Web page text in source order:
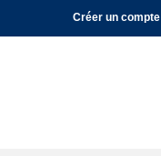
Créer un compte